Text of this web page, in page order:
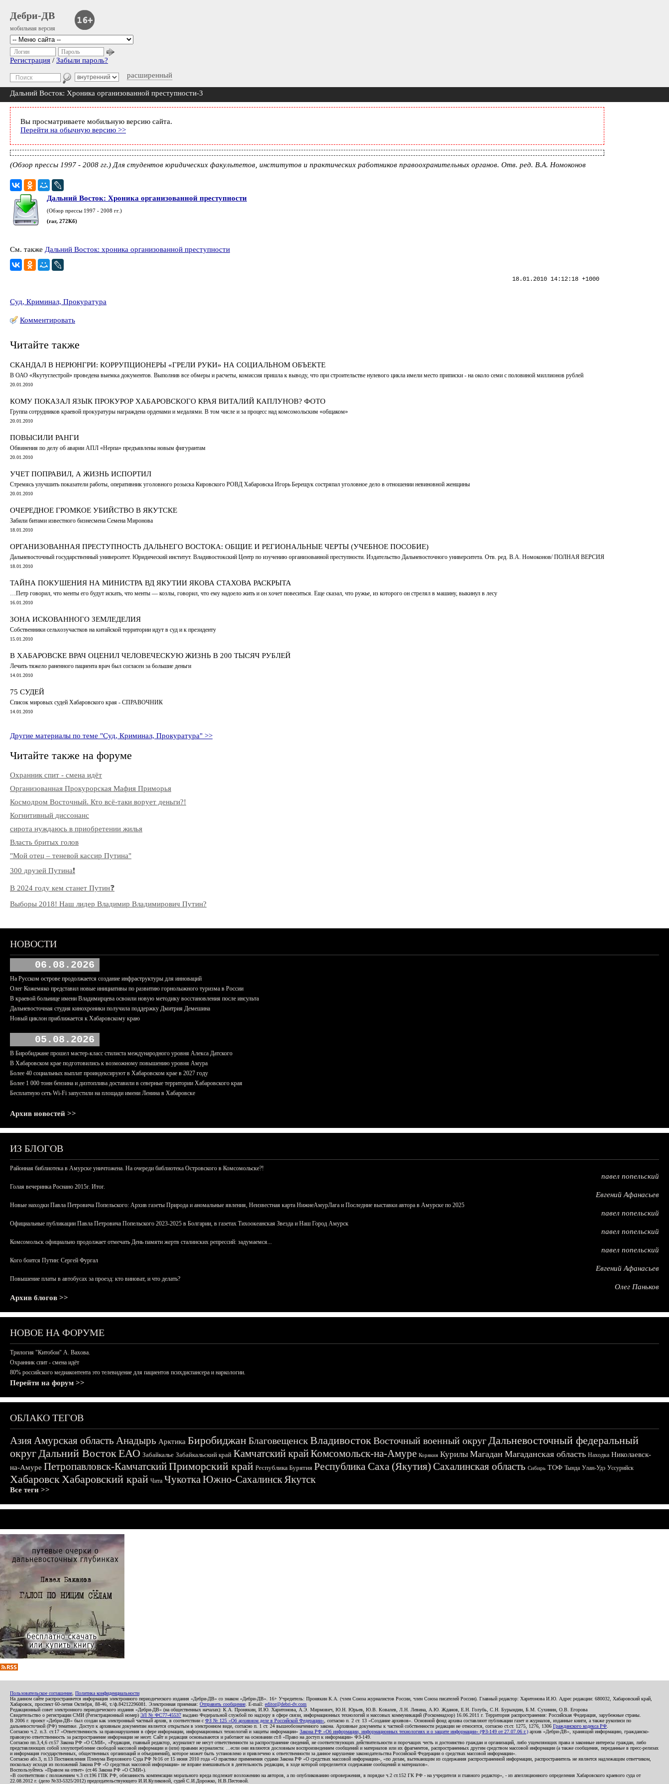
Дебри-ДВ
мобильная версия
расширенный
Логин Пароль
Регистрация / Забыли пароль?
Дальний Восток: Хроника организованной преступности-3
Вы просматриваете мобильную версию сайта.
Перейти на обычную версию >>
(Обзор прессы 1997 - 2008 гг.) Для студентов юридических факультетов, институтов и практических работников правоохранительных органов. Отв. ред. В.А. Номоконов
Дальний Восток: Хроника организованной преступности
(Обзор прессы 1997 - 2008 гг.)
(rar, 272Кб)
См. также Дальний Восток: хроника организованной преступности
18.01.2010 14:12:18 +1000
Суд, Криминал, Прокуратура
Комментировать
Читайте также
СКАНДАЛ В НЕРЮНГРИ: КОРРУПЦИОНЕРЫ «ГРЕЛИ РУКИ» НА СОЦИАЛЬНОМ ОБЪЕКТЕ
В ОАО «Якутуглестрой» проведена выемка документов. Выполнив все обмеры и расчеты, комиссия пришла к выводу, что при строительстве нулевого цикла имели место приписки - на около семи с половиной миллионов рублей
20.01.2010
КОМУ ПОКАЗАЛ ЯЗЫК ПРОКУРОР ХАБАРОВСКОГО КРАЯ ВИТАЛИЙ КАПЛУНОВ? ФОТО
Группа сотрудников краевой прокуратуры награждена орденами и медалями. В том числе и за процесс над комсомольским «общаком»
20.01.2010
ПОВЫСИЛИ РАНГИ
Обвинения по делу об аварии АПЛ «Нерпа» предъявлены новым фигурантам
20.01.2010
УЧЕТ ПОПРАВИЛ, А ЖИЗНЬ ИСПОРТИЛ
Стремясь улучшить показатели работы, оперативник уголовного розыска Кировского РОВД Хабаровска Игорь Берещук состряпал уголовное дело в отношении невиновной женщины
20.01.2010
ОЧЕРЕДНОЕ ГРОМКОЕ УБИЙСТВО В ЯКУТСКЕ
Забили битами известного бизнесмена Семена Миронова
18.01.2010
ОРГАНИЗОВАННАЯ ПРЕСТУПНОСТЬ ДАЛЬНЕГО ВОСТОКА: ОБЩИЕ И РЕГИОНАЛЬНЫЕ ЧЕРТЫ (УЧЕБНОЕ ПОСОБИЕ)
Дальневосточный государственный университет. Юридический институт. Владивостокский Центр по изучению организованной преступности. Издательство Дальневосточного университета. Отв. ред. В.А. Номоконов/ ПОЛНАЯ ВЕРСИЯ
18.01.2010
ТАЙНА ПОКУШЕНИЯ НА МИНИСТРА ВД ЯКУТИИ ЯКОВА СТАХОВА РАСКРЫТА
…Петр говорил, что менты его будут искать, что менты — козлы, говорил, что ему надоело жить и он хочет повеситься. Еще сказал, что ружье, из которого он стрелял в машину, выкинул в лесу
16.01.2010
ЗОНА ИСКОВАННОГО ЗЕМЛЕДЕЛИЯ
Собственники сельхозучастков на китайской территории идут в суд и к президенту
15.01.2010
В ХАБАРОВСКЕ ВРАЧ ОЦЕНИЛ ЧЕЛОВЕЧЕСКУЮ ЖИЗНЬ В 200 ТЫСЯЧ РУБЛЕЙ
Лечить тяжело раненного пациента врач был согласен за большие деньги
14.01.2010
75 СУДЕЙ
Список мировых судей Хабаровского края - СПРАВОЧНИК
14.01.2010
Другие материалы по теме "Суд, Криминал, Прокуратура" >>
Читайте также на форуме
Охранник спит - смена идёт
Организованная Прокурорская Мафия Приморья
Космодром Восточный. Кто всё-таки ворует деньги?!
Когнитивный диссонанс
сирота нуждаюсь в приобретении жилья
Власть бритых голов
"Мой отец – теневой кассир Путина"
300 друзей Путина❗️
В 2024 году кем станет Путин❓
Выборы 2018! Наш лидер Владимир Владимирович Путин?
НОВОСТИ
06.08.2026
На Русском острове продолжается создание инфраструктуры для инноваций
Олег Кожемяко представил новые инициативы по развитию горнолыжного туризма в России
В краевой больнице имени Владимирцева освоили новую методику восстановления после инсульта
Дальневосточная студия кинохроники получила поддержку Дмитрия Демешина
Новый циклон приближается к Хабаровскому краю
05.08.2026
В Биробиджане прошел мастер-класс стилиста международного уровня Алекса Датского
В Хабаровском крае подготовились к возможному повышению уровня Амура
Более 40 социальных выплат проиндексируют в Хабаровском крае в 2027 году
Более 1 000 тонн бензина и дизтоплива доставили в северные территории Хабаровского края
Бесплатную сеть Wi-Fi запустили на площади имени Ленина в Хабаровске
Архив новостей >>
ИЗ БЛОГОВ
Районная библиотека в Амурске уничтожена. На очереди библиотека Островского в Комсомольске?!
павел попельский
Голая вечеринка Роснано 2015г. Итог.
Евгений Афанасьев
Новые находки Павла Петровича Попельского: Архив газеты Природа и аномальные явления, Неизвестная карта НижнеАмурЛага и Последние выставки автора в Амурске по 2025
павел попельский
Официальные публикации Павла Петровича Попельского 2023-2025 в Болгарии, в газетах Тихоокеанская Звезда и Наш Город Амурск
павел попельский
Комсомольск официально продолжает отмечать День памяти жертв сталинских репрессий: задумаемся...
павел попельский
Кого боится Путин: Сергей Фургал
Евгений Афанасьев
Повышение платы в автобусах за проезд: кто виноват, и что делать?
Олег Паньков
Архив блогов >>
НОВОЕ НА ФОРУМЕ
Трилогия "Китобои" А. Вахова.
Охранник спит - смена идёт
80% российского медиаконтента это телевидение для пациентов психдиспансера и наркологии.
Перейти на форум >>
ОБЛАКО ТЕГОВ
АзияАмурская область Анадырь Арктика БиробиджанБлаговещенскВладивостокВосточный военный округДальневосточный федеральный
округДальний ВостокЕАО Забайкалье Забайкальский край Камчатский крайКомсомольск-на-Амуре Корякия Курилы Магадан Магаданская область Находка Николаевск-
на-Амуре Петропавловск-КамчатскийПриморский край Республика Бурятия Республика Саха (Якутия) Сахалинская область Сибирь ТОФ Тында Улан-Удэ Уссурийск
ХабаровскХабаровский край Чита ЧукоткаЮжно-СахалинскЯкутск
Все теги >>
Пользовательское соглашение Политика конфиденциальности
На данном сайте распространяется информация электронного периодического издания «Дебри-ДВ» со знаком «Дебри-ДВ». 16+ Учредитель: Пронякин К.А. (член Союза журналистов России, член Союза писателей России). Главный редактор: Харитонова И.Ю. Адрес редакции: 680032, Хабаровский край,
Хабаровск, проспект 60-летия Октября, 88-46, т./ф.84212296081. Электронная приемная: Отправить сообщение . E-mail: editor@debri-dv.com
Редакционный совет электронного периодического издания «Дебри-ДВ» (на общественных началах): К.А. Пронякин, И.Ю. Харитонова, А.Э. Мирмович, Ю.Н. Юрьев, Ю.В. Ковалев, Л.Н. Левина, А.Ю. Жданов, Е.Н. Голубь, С.Н. Бурындин, Б.М. Сухинин, О.В. Егорова
Свидетельство о регистрации СМИ (Регистрационный номер) ЭЛ № ФС77-45537 выдано Федеральной службой по надзору в сфере связи, информационных технологий и массовых коммуникаций (Роскомнадзор) 16.06.2011 г. Территория распространения: Российская Федерация, зарубежные страны.
В 2006 г. проект «Дебри-ДВ» был создан как электронный частный архив, в соответствии с ФЗ № 125 «Об архивном деле в Российской Федерации» , согласно п. 2 ст. 13 «Создание архивов». Основной фонд архива составляют публикации газет и журналов, изданные книги, а также рукописи по
дальневосточной (РФ) тематике. Доступ к архивным документам является открытым в электронном виде, согласно п. 1 ст. 24 вышеобозначенного закона. Архивные документы к частной собственности редакции не относятся, согласно ст.ст. 1275, 1276, 1306 Гражданского кодекса РФ
Согласно ч.2. п.3. ст.17 «Ответственность за правонарушения в сфере информации, информационных технологий и защиты информации» Закона РФ «Об информации, информационных технологиях и о защите информации» (ФЗ-149 от 27.07.06 г.) архив «Дебри-ДВ», хранящий информацию, гражданско-
правовую ответственность за распространение информации не несет. Сайт и редакция основываются и работают на основании ст.8 «Право на доступ к информации» ФЗ-149.
Согласно пп.3,4,6 ст.57 Закона РФ «О СМИ», «Редакция, главный редактор, журналист не несут ответственности за распространение сведений, не соответствующих действительности и порочащих честь и достоинство граждан и организаций, либо ущемляющих права и законные интересы граждан, либо
представляющих собой злоупотребление свободой массовой информации и (или) правами журналиста: ...если они являются дословным воспроизведением сообщений и материалов или их фрагментов, распространенных другим средством массовой информации (а также сообщения, переданные в пресс-релизах
и информация государственных, общественных организаций и объединений), которое может быть установлено и привлечено к ответственности за данное нарушение законодательства Российской Федерации о средствах массовой информации».
Согласно абз.3, п.13 Постановления Пленума Верховного Суда РФ №16 от 15 июня 2010 года «О практике применения судами Закона РФ «О средствах массовой информации», «по делам, вытекающим из содержания распространенной информации, распространитель не является надлежащим ответчиком,
поскольку исходя из положений Закона РФ «О средствах массовой информации» не вправе вмешиваться в деятельность редакции, в ходе которой определяется содержание сообщений и материалов».
Воспользуйтесь «Правом на ответ» (ст.46 Закона РФ «О СМИ»).
«В соответствии с положением ч.3 ст.196 ГПК РФ, обязанность компенсации морального вреда подлежит возложению на авторов, а по опубликованию опровержения, в порядке ч.2 ст.152 ГК РФ - на учредителя и главного редактор», - из апелляционного определения Хабаровского краевого суда от
22.08.2012 г. (дело №33-5325/2012) председательствующего И.И.Куликовой, судей С.И.Дорожко, Н.В.Пестовой.